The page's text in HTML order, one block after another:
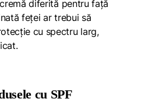
diferită pentru față
feței ar trebui să
cu spectru larg,
cu SPF